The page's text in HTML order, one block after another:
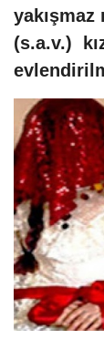
(s.a.v.)